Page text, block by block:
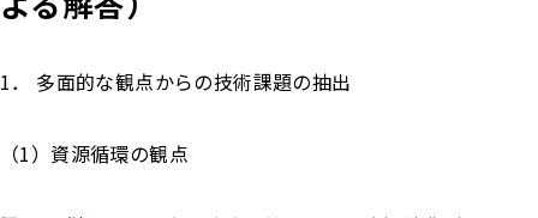
1． 多面的な観点からの技術課題の抽出
（1）資源循環の観点